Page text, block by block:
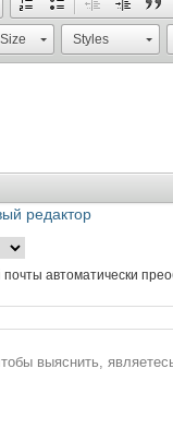
Size Styles
редактор
автоматически
выяснить,